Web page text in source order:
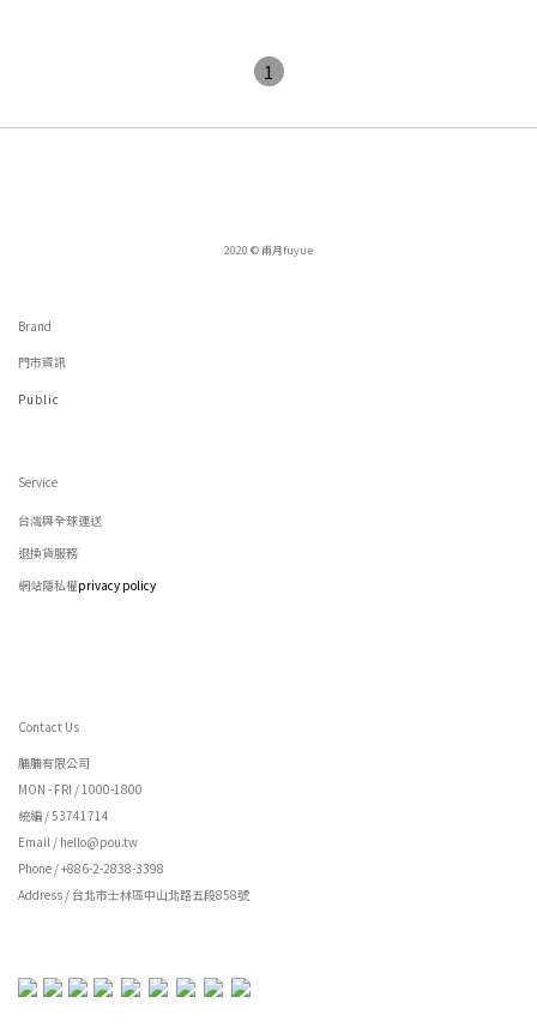
1
2020 © 甫月fuyue
Brand
門市資訊
Public
Service
台灣與全球運送
退換貨服務
網站隱私權privacy policy
Contact Us
脯脯有限公司
MON - FRI / 1000-1800
統編 / 53741714
Email / hello@pou.tw
Phone / +886-2-2838-3398
Address / 台北市士林區中山北路五段858號